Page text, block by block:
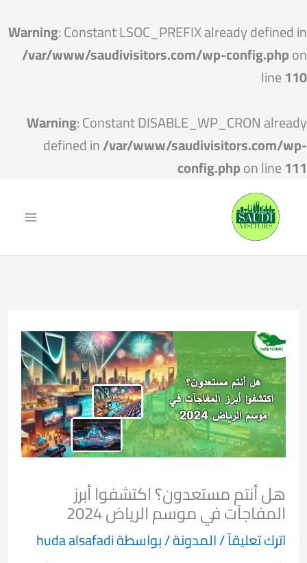
Warning: Constant LSOC_PREFIX already defined in
/var/www/saudivisitors.com/wp-config.phpon
line110
Warning: Constant DISABLE_WP_CRON already
defined in/var/www/saudivisitors.com/wp-
config.phpon line111
هل أنتم مستعدون؟ اكتشفوا أبرز
المفاجآت في موسم الرياض 2024
اترك تعليقاً/المدونة/ بواسطةhuda alsafadi